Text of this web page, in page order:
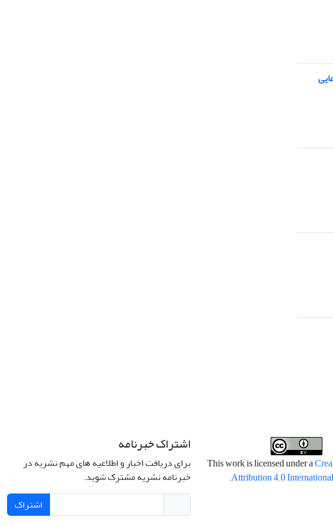
This work is licensed under a
Attribution 4.0
.
اشتراک خبرنامه
برای دریافت اخبار و اطلاعیه های مهم نشریه در
خبرنامه نشریه مشترک شوید.
اشتراک